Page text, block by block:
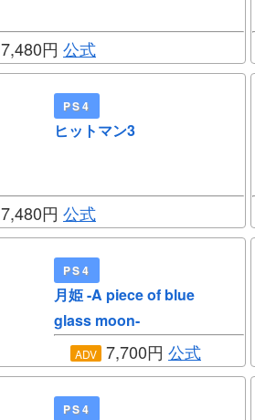
7,480円 公式
PS4
ヒットマン3
7,480円 公式
PS4
月姫 -A piece of blue
glass moon-
ADV 7,700円 公式
PS4